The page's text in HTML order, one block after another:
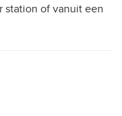
station of vanuit een